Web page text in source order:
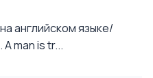
английском языке/
man is tr...